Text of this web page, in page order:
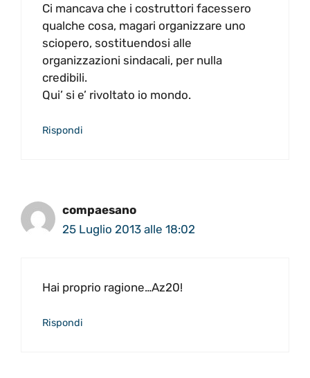
Ci mancava che i costruttori facessero
qualche cosa, magari organizzare uno
sciopero, sostituendosi alle
organizzazioni sindacali, per nulla
credibili.
Qui’ si e’ rivoltato io mondo.
Rispondi
compaesano
25 Luglio 2013 alle 18:02
Hai proprio ragione…Az20!
Rispondi